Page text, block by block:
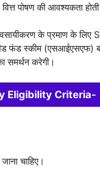
पोषण की आवश्यकता
के प्रमाण के लिए
फंड स्कीम (एसआईएसएफ)
समर्थन करेगी।
Eligibility Criteria-
चाहिए।